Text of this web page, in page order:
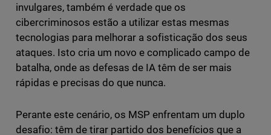
invulgares, também é verdade que os
cibercriminosos estão a utilizar estas mesmas
tecnologias para melhorar a sofisticação dos seus
ataques. Isto cria um novo e complicado campo de
batalha, onde as defesas de IA têm de ser mais
rápidas e precisas do que nunca.
Perante este cenário, os MSP enfrentam um duplo
desafio: têm de tirar partido dos benefícios que a